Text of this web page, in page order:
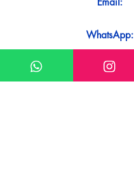
WhatsApp:
Mensagem: